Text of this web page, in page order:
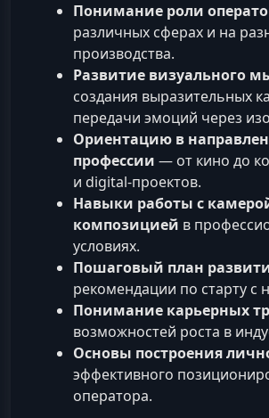
Понимание роли
различных сферах и на
производства.
Развитие визуального
создания выразительных
передачи эмоций через
Ориентацию в
профессии — от кино до
и digital-проектов.
Навыки работы с
композицией в
условиях.
Пошаговый план
рекомендации по старту с
Понимание карьерных
возможностей роста в
Основы построения
эффективного
оператора.